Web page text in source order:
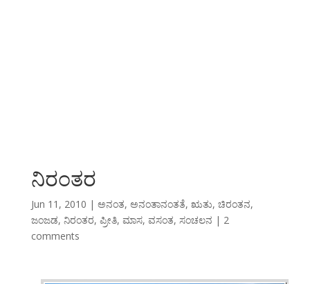
ನಿರಂತರ
Jun 11, 2010 | ಅನಂತ, ಅನಂತಾನಂತತೆ, ಋತು, ಚಿರಂತನ,
ಜಂಜಡ, ನಿರಂತರ, ಪ್ರೀತಿ, ಮಾಸ, ವಸಂತ, ಸಂಚಲನ | 2
comments